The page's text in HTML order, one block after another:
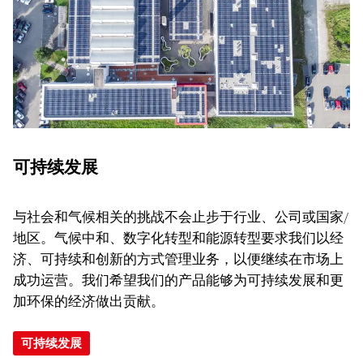
可持续发展
与社会和气候相关的挑战不会止步于行业、公司或国家/
地区。气候中和、数字化转型和能源转型要求我们以经
济、可持续和创新的方式管理业务，以便继续在市场上
成功运营。我们希望我们的产品能够为可持续发展和更
加环保的经济做出贡献。
可持续发展